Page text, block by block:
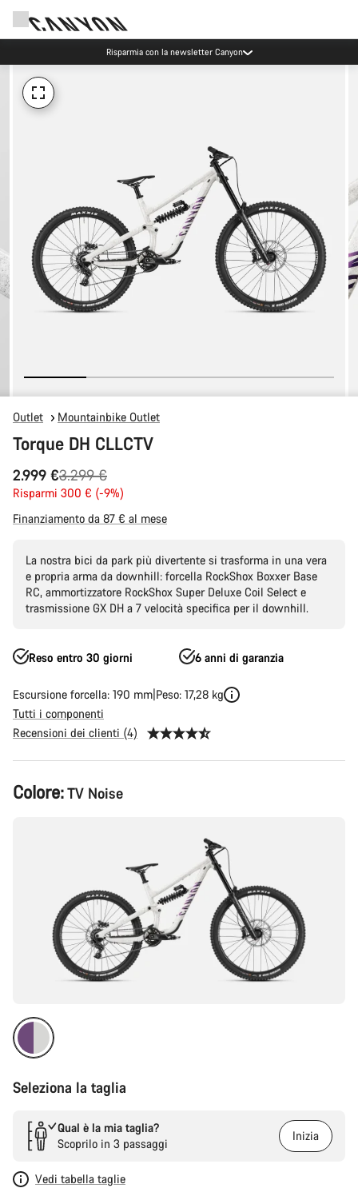
Risparmia con la newsletter Canyon
Outlet Mountainbike Outlet
Torque DH CLLCTV
2.999 €
Prezzo
originale
3.299 €
Risparmi 300 € (-9%)
Finanziamento da 87 € al mese
La nostra bici da park più divertente si trasforma in una vera
e propria arma da downhill: forcella RockShox Boxxer Base
RC, ammortizzatore RockShox Super Deluxe Coil Select e
trasmissione GX DH a 7 velocità specifica per il downhill.
Reso entro 30 giorni 6 anni di garanzia
Escursione forcella: 190 mm Peso: 17,28 kg
Tutti i componenti
Recensioni dei clienti (4)
Configurazione
del
Colore:TV Noise
Seleziona la taglia
Qual è la mia taglia?
Scoprilo in 3 passaggi
Inizia
Vedi tabella taglie